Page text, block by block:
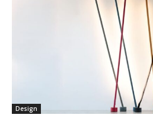
Design